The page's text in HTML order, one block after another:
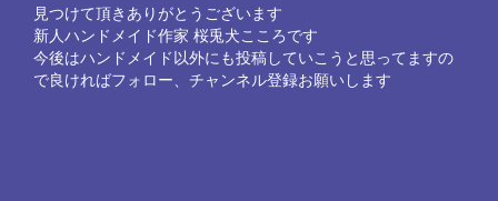
見つけて頂きありがとうございます
新人ハンドメイド作家 桜兎犬こころです
今後はハンドメイド以外にも投稿していこうと思ってますの
で良ければフォロー、チャンネル登録お願いします